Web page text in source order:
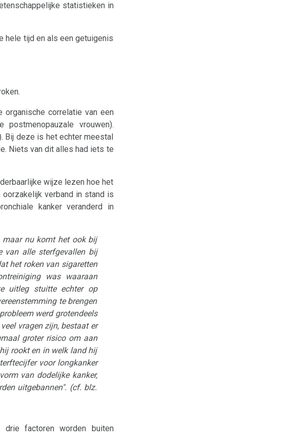
statistieken in
hele tijd en als een getuigenis
organische correlatie van een
postmenopauzale vrouwen).
Bij deze is het echter meestal
Niets van dit alles had iets te
wijze lezen hoe het
verband in stand is
kanker veranderd in
maar nu komt het ook bij
van alle sterfgevallen bij
het roken van sigaretten
was waaraan
uitleg stuitte echter op
te brengen
werd grotendeels
vragen zijn, bestaat er
groter risico om aan
rookt en in welk land hij
voor longkanker
van dodelijke kanker,
uitgebannen". (cf. blz.
factoren worden buiten